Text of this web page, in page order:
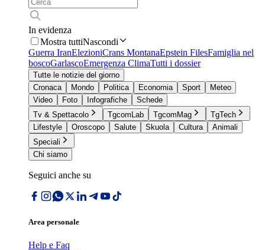
In evidenza
Mostra tuttiNascondi
Guerra IranElezioniCrans MontanaEpstein FilesFamiglia nel
boscoGarlascoEmergenza ClimaTutti i dossier
Tutte le notizie del giorno
Cronaca
Mondo Politica Economia Sport
Meteo
Video
Foto Infografiche
Schede
Tv & Spettacolo
TgcomLab TgcomMag
TgTech
Lifestyle
Oroscopo Salute Skuola Cultura
Animali
Speciali
Chi siamo
Seguici anche su
Area personale
Help e Faq